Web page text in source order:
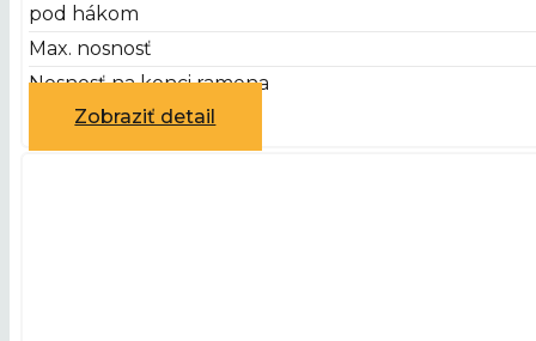
pod hákom
Max. nosnosť
Nosnosť na konci ramena
Zobraziť detail